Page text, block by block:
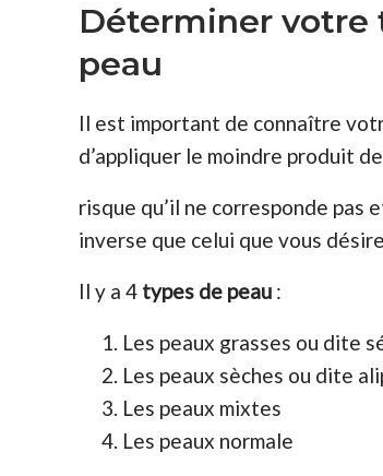
Déterminer votre
peau
Il est important de connaître
d’appliquer le moindre produit
risque qu’il ne corresponde pas
inverse que celui que vous
Il y a 4 types de peau :
Les peaux grasses ou dite
Les peaux sèches ou dite
Les peaux mixtes
Les peaux normale